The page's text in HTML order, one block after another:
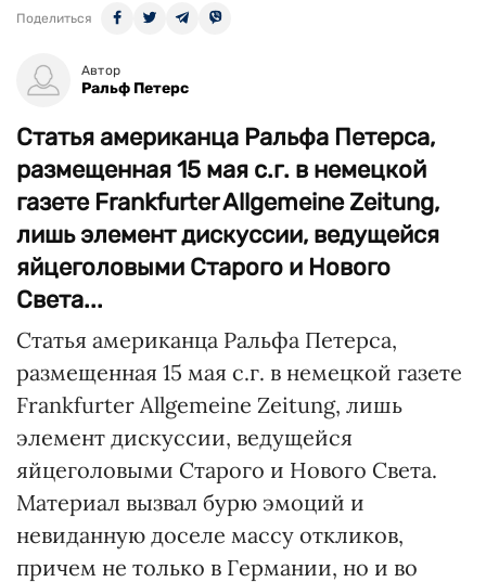
Поделиться
Автор
Ральф Петерс
Статья американца Ральфа Петерса,
размещенная 15 мая с.г. в немецкой
газете Frankfurter Allgemeine Zeitung,
лишь элемент дискуссии, ведущейся
яйцеголовыми Старого и Нового
Света...
Статья американца Ральфа Петерса,
размещенная 15 мая с.г. в немецкой газете
Frankfurter Allgemeine Zeitung, лишь
элемент дискуссии, ведущейся
яйцеголовыми Старого и Нового Света.
Материал вызвал бурю эмоций и
невиданную доселе массу откликов,
причем не только в Германии, но и во